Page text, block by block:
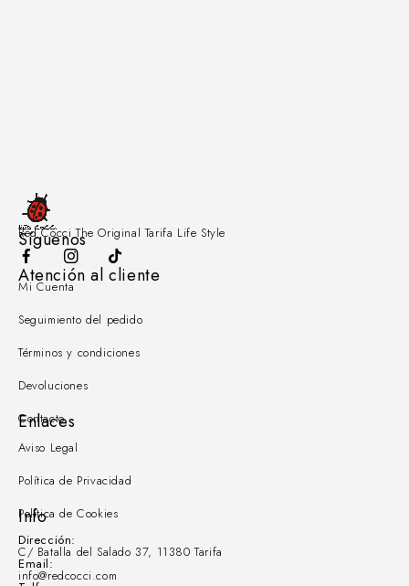
Red Cocci The Original Tarifa Life Style
Síguenos
Atención al cliente
Mi Cuenta
Seguimiento del pedido
Términos y condiciones
Devoluciones
Contacto
Enlaces
Aviso Legal
Política de Privacidad
Política de Cookies
Info
Dirección:
C/ Batalla del Salado 37, 11380 Tarifa
Email:
info@redcocci.com